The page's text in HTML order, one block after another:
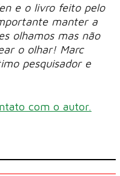
e o livro feito pelo
manter a
olhamos mas não
o olhar! Marc
pesquisador e
com o autor.